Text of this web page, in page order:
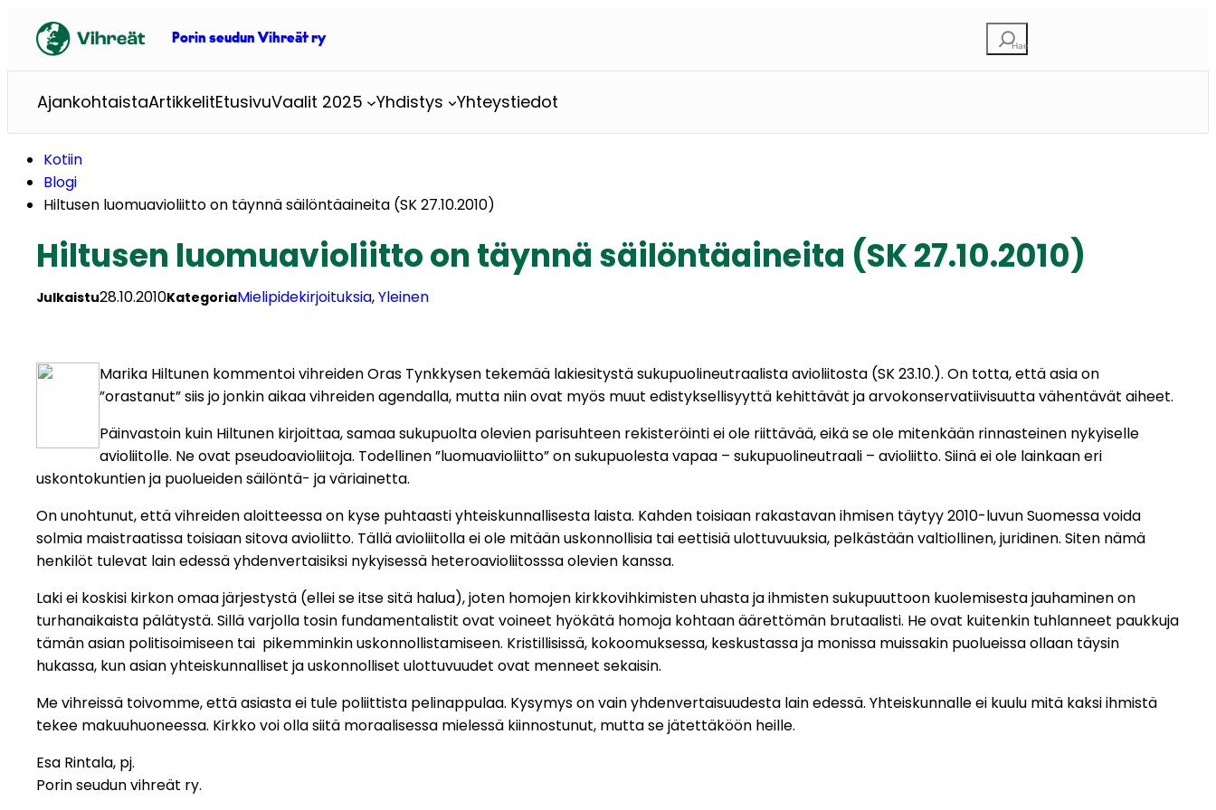
sisältöön
Porin seudun Vihreät ry
t
AjankohtaistaArtikkelitEtusivuVaalit 2025 Yhdistys Yhteystiedot
Kotiin
Blogi
Hiltusen luomuavioliitto on täynnä säilöntäaineita (SK 27.10.2010)
Hiltusen luomuavioliitto on täynnä säilöntäaineita (SK 27.10.2010)
Julkaistu28.10.2010KategoriaMielipidekirjoituksia, Yleinen
Marika Hiltunen kommentoi vihreiden Oras Tynkkysen tekemää lakiesitystä sukupuolineutraalista avioliitosta (SK 23.10.). On totta, että asia on
”orastanut” siis jo jonkin aikaa vihreiden agendalla, mutta niin ovat myös muut edistyksellisyyttä kehittävät ja arvokonservatiivisuutta vähentävät aiheet.
Päinvastoin kuin Hiltunen kirjoittaa, samaa sukupuolta olevien parisuhteen rekisteröinti ei ole riittävää, eikä se ole mitenkään rinnasteinen nykyiselle
avioliitolle. Ne ovat pseudoavioliitoja. Todellinen ”luomuavioliitto” on sukupuolesta vapaa – sukupuolineutraali – avioliitto. Siinä ei ole lainkaan eri
uskontokuntien ja puolueiden säilöntä- ja väriainetta.
On unohtunut, että vihreiden aloitteessa on kyse puhtaasti yhteiskunnallisesta laista. Kahden toisiaan rakastavan ihmisen täytyy 2010-luvun Suomessa voida
solmia maistraatissa toisiaan sitova avioliitto. Tällä avioliitolla ei ole mitään uskonnollisia tai eettisiä ulottuvuuksia, pelkästään valtiollinen, juridinen. Siten nämä
henkilöt tulevat lain edessä yhdenvertaisiksi nykyisessä heteroavioliitosssa olevien kanssa.
Laki ei koskisi kirkon omaa järjestystä (ellei se itse sitä halua), joten homojen kirkkovihkimisten uhasta ja ihmisten sukupuuttoon kuolemisesta jauhaminen on
turhanaikaista pälätystä. Sillä varjolla tosin fundamentalistit ovat voineet hyökätä homoja kohtaan äärettömän brutaalisti. He ovat kuitenkin tuhlanneet paukkuja
tämän asian politisoimiseen tai pikemminkin uskonnollistamiseen. Kristillisissä, kokoomuksessa, keskustassa ja monissa muissakin puolueissa ollaan täysin
hukassa, kun asian yhteiskunnalliset ja uskonnolliset ulottuvuudet ovat menneet sekaisin.
Me vihreissä toivomme, että asiasta ei tule poliittista pelinappulaa. Kysymys on vain yhdenvertaisuudesta lain edessä. Yhteiskunnalle ei kuulu mitä kaksi ihmistä
tekee makuuhuoneessa. Kirkko voi olla siitä moraalisessa mielessä kiinnostunut, mutta se jätettäköön heille.
Esa Rintala, pj.
Porin seudun vihreät ry.